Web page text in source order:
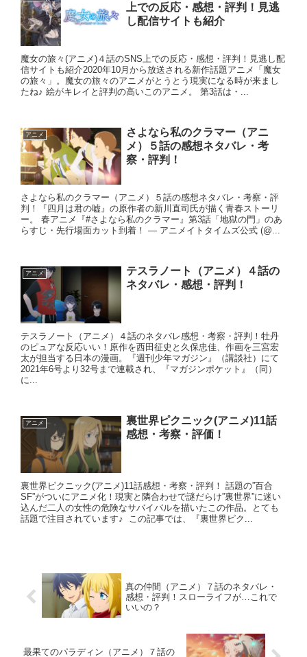
上での反応・感想・評判！見逃
し配信サイトも紹介
魔女の旅々(アニメ)４話のSNS上での反応・感想・評判！見逃し配
信サイトも紹介2020年10月から放送される新作話題アニメ「魔女
の旅々」。魔女の旅々のアニメがとうとう現実になる時が来まし
たね♪ 絵がキレイと評判の高いこのアニメ。 第3話は・...
アニメ
さよなら私のクラマー（アニ
メ）５話の感想ネタバレ・考
察・評判！
さよなら私のクラマー（アニメ）５話の感想ネタバレ・考察・評
判！『四月は君の嘘』の原作者の新川直司氏が描く青春ストーリ
ー。 春アニメ『#さよなら私のクラマー』第3話「地獄の門」のあ
らすじ・先行場面カット到着！ — アニメイトタイムズ公式 (@...
アニメ
テスラノート（アニメ）４話の
ネタバレ・感想・評判！
テスラノート（アニメ）４話のネタバレ感想・考察・評判！牡丹
のピュアな反応いい！原作を西田征史と久保忠佳、作画を三宮宏
太が担当する日本の漫画。『週刊少年マガジン』（講談社）にて
2021年6号より32号まで連載され、『マガジンポケット』（同）
に...
アニメ
裏世界ピクニック(アニメ)11話
感想・考察・評価！
裏世界ピクニック(アニメ)11話感想・考察・評判！ 話題の”百合
SF”がついにアニメ化！現実と隣合わせで謎だらけ”裏世界”に迷い
込んだ二人の女性の危険なサバイバルを描いたこの作品。とても
話題で注目されています♪ この記事では、『裏世界ピク...
真の仲間（アニメ）７話のネタバレ・
感想・評判！スローライフが…これで
いいの？
最果てのパラディン（アニメ）７話の